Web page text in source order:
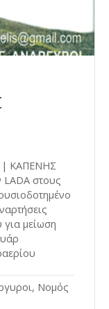
| ΚΑΠΕΝΗΣ
LADA στους
για μείωση
Νομός